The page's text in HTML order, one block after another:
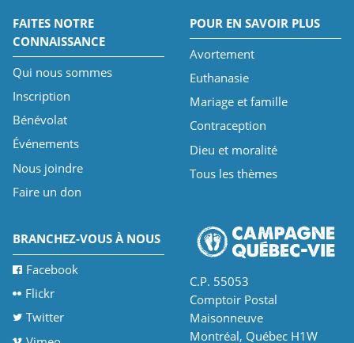
FAITES NOTRE
CONNAISSANCE
Qui nous sommes
Inscription
Bénévolat
Événements
Nous joindre
Faire un don
POUR EN SAVOIR PLUS
Avortement
Euthanasie
Mariage et famille
Contraception
Dieu et moralité
Tous les thèmes
BRANCHEZ-VOUS À NOUS
Facebook
Flickr
Twitter
C.P. 55053
Comptoir Postal
Maisonneuve
Montréal, Québec H1W